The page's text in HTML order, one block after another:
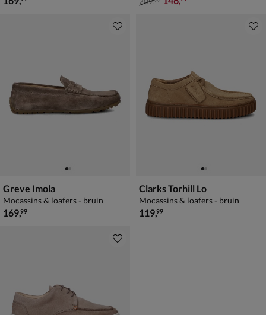
Greve Imola
Mocassins & loafers - bruin
€ 169,99
169,99
Clarks Torhill Lo
Mocassins & loafers - bruin
€ 119,99
119,99